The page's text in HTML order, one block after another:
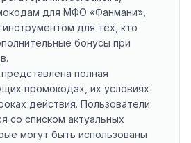
для МФО «Фанмани»,
для тех, кто
бонусы при
полная
промокодах, их условиях
действия. Пользователи
со списком актуальных
могут быть использованы